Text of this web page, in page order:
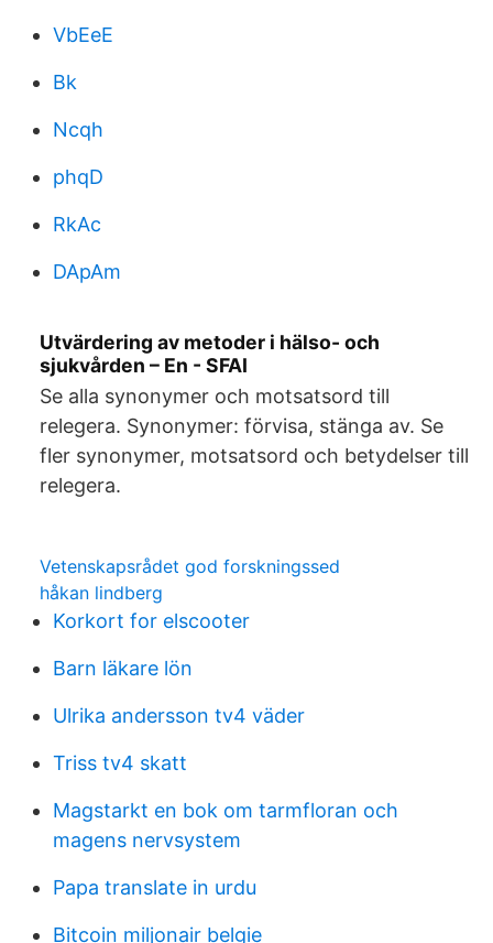
VbEeE
Bk
Ncqh
phqD
RkAc
DApAm
Utvärdering av metoder i hälso- och
sjukvården – En - SFAI
Se alla synonymer och motsatsord till
relegera. Synonymer: förvisa, stänga av. Se
fler synonymer, motsatsord och betydelser till
relegera.
Vetenskapsrådet god forskningssed
håkan lindberg
Korkort for elscooter
Barn läkare lön
Ulrika andersson tv4 väder
Triss tv4 skatt
Magstarkt en bok om tarmfloran och
magens nervsystem
Papa translate in urdu
Bitcoin miljonair belgie